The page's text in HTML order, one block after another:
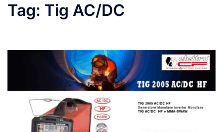
Tag: Tig AC/DC